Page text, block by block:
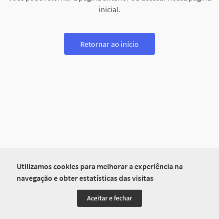
Utilizamos cookies para melhorar a experiência na
navegação e obter estatísticas das visitas
Aceitar e fechar
inicial.
Retornar ao início